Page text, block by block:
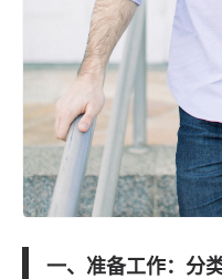
一、准备工作：分